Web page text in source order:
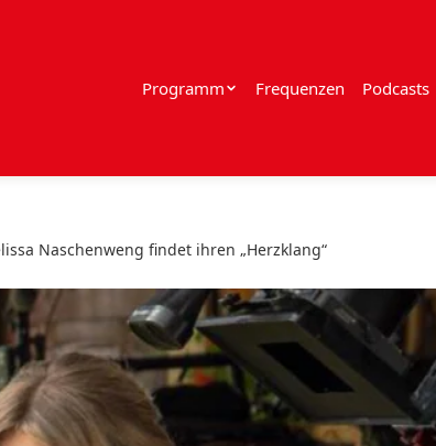
Programm Frequenzen Podcasts
Naschenweng findet ihren „Herzklang“